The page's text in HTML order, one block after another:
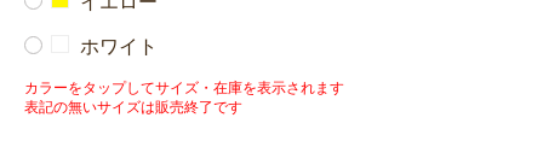
ホワイト
カラーをタップしてサイズ・在庫を表示されます
表記の無いサイズは販売終了です